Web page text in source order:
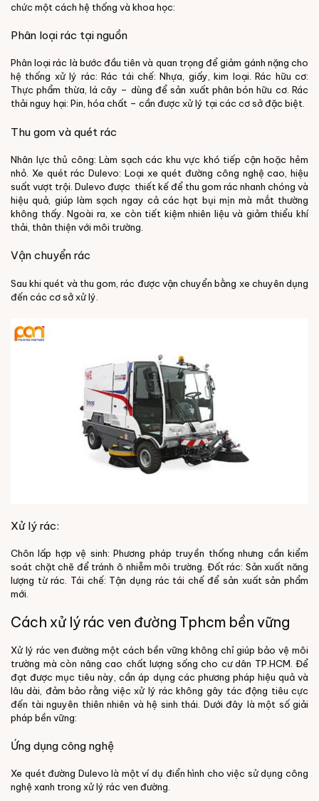
chức một cách hệ thống và khoa học:
Phân loại rác tại nguồn
Phân loại rác là bước đầu tiên và quan trọng để giảm gánh nặng cho
hệ thống xử lý rác: Rác tái chế: Nhựa, giấy, kim loại. Rác hữu cơ:
Thực phẩm thừa, lá cây – dùng để sản xuất phân bón hữu cơ. Rác
thải nguy hại: Pin, hóa chất – cần được xử lý tại các cơ sở đặc biệt.
Thu gom và quét rác
Nhân lực thủ công: Làm sạch các khu vực khó tiếp cận hoặc hẻm
nhỏ. Xe quét rác Dulevo: Loại xe quét đường công nghệ cao, hiệu
suất vượt trội. Dulevo được thiết kế để thu gom rác nhanh chóng và
hiệu quả, giúp làm sạch ngay cả các hạt bụi mịn mà mắt thường
không thấy. Ngoài ra, xe còn tiết kiệm nhiên liệu và giảm thiểu khí
thải, thân thiện với môi trường.
Vận chuyển rác
Sau khi quét và thu gom, rác được vận chuyển bằng xe chuyên dụng
đến các cơ sở xử lý.
Xử lý rác:
Chôn lấp hợp vệ sinh: Phương pháp truyền thống nhưng cần kiểm
soát chặt chẽ để tránh ô nhiễm môi trường. Đốt rác: Sản xuất năng
lượng từ rác.
Tái chế: Tận dụng rác tái chế để sản xuất sản phẩm
mới.
Cách xử lý rác ven đường Tphcm bền vững
Xử lý rác ven đường một cách bền vững không chỉ giúp bảo vệ môi
trường mà còn nâng cao chất lượng sống cho cư dân TP.HCM. Để
đạt được mục tiêu này, cần áp dụng các phương pháp hiệu quả và
lâu dài, đảm bảo rằng việc xử lý rác không gây tác động tiêu cực
đến tài nguyên thiên nhiên và hệ sinh thái. Dưới đây là một số giải
pháp bền vững:
Ứng dụng công nghệ
Xe quét đường Dulevo là một ví dụ điển hình cho việc sử dụng công
nghệ xanh trong xử lý rác ven đường.